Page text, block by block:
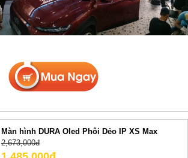
Màn hình DURA Oled Phôi Dẻo IP XS Max
2,673,000đ